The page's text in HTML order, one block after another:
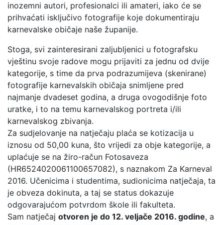
inozemni autori, profesionalci ili amateri, iako će se
prihvaćati isključivo fotografije koje dokumentiraju
karnevalske običaje naše županije.
Stoga, svi zainteresirani zaljubljenici u fotografsku
vještinu svoje radove mogu prijaviti za jednu od dvije
kategorije, s time da prva podrazumijeva (skenirane)
fotografije karnevalskih običaja snimljene pred
najmanje dvadeset godina, a druga ovogodišnje foto
uratke, i to na temu karnevalskog portreta i/ili
karnevalskog zbivanja.
Za sudjelovanje na natječaju plaća se kotizacija u
iznosu od 50,00 kuna, što vrijedi za obje kategorije, a
uplaćuje se na žiro-račun Fotosaveza
(HR6524020061100657082), s naznakom Za Karneval
2016. Učenicima i studentima, sudionicima natječaja, ta
je obveza dokinuta, a taj se status dokazuje
odgovarajućom potvrdom škole ili fakulteta.
Sam natječaj otvoren je do 12. veljače 2016. godine, a